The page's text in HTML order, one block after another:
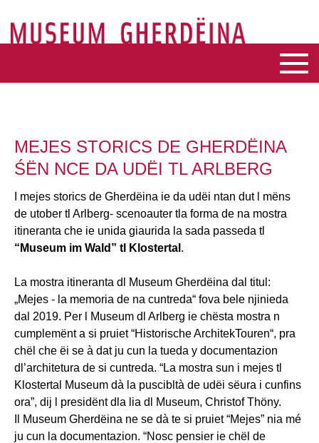
MEJES STORICS DE GHERDËINA
ŚËN NCE DA UDËI TL ARLBERG
I mejes storics de Gherdëina ie da udëi ntan dut l mëns
de utober tl Arlberg- scenoauter tla forma de na mostra
itineranta che ie unida giaurida la sada passeda tl
“Museum im Wald” tl Klostertal .
La mostra itineranta dl Museum Gherdëina dal titul:
„Mejes - la memoria de na cuntreda“ fova bele njinieda
dal 2019. Per l Museum dl Arlberg ie chësta mostra n
cumplemënt a si pruiet “Historische ArchitekTouren“, pra
chël che ëi se à dat ju cun la tueda y documentazion
dl’architetura de si cuntreda. “La mostra sun i mejes tl
Klostertal Museum dà la puscibltà de udëi sëura i cunfins
ora”, dij l presidënt dla lia dl Museum, Christof Thöny.
Il Museum Gherdëina ne se dà te si pruiet “Mejes” nia mé
ju cun la documentazion. “Nosc pensier ie chël de